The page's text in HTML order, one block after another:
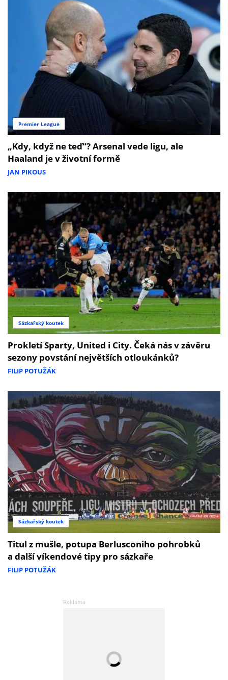
Premier League
„Kdy, když ne teď“? Arsenal vede ligu, ale
Haaland je v životní formě
JAN PIKOUS
Sázkařský koutek
Prokletí Sparty, United i City. Čeká nás v závěru
sezony povstání největších otloukánků?
FILIP POTUŽÁK
Sázkařský koutek
Titul z mušle, potupa Berlusconiho pohrobků
a další víkendové tipy pro sázkaře
FILIP POTUŽÁK